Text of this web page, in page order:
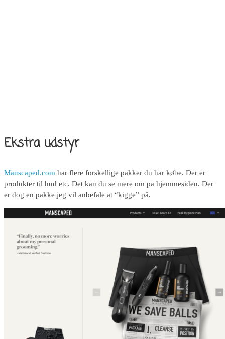
Ekstra udstyr
Manscaped.com har flere forskellige pakker du har købe. Der er
produkter til hud etc. Det kan du se mere om på hjemmesiden. Der
er dog en pakke jeg vil anbefale at “kigge” på.